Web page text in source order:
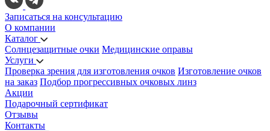
Записаться на консультацию
О компании
Каталог
Солнцезащитные очки Медицинские оправы
Услуги
Проверка зрения для изготовления очков Изготовление очков
на заказ Подбор прогрессивных очковых линз
Акции
Подарочный сертификат
Отзывы
Контакты